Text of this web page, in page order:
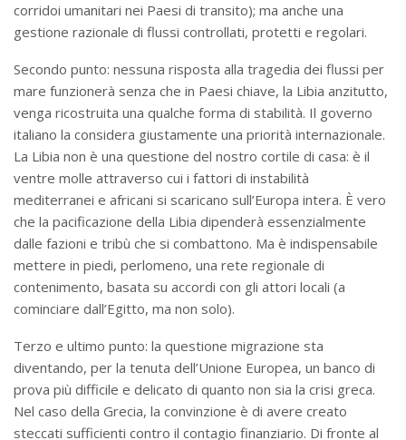
corridoi umanitari nei Paesi di transito); ma anche una
gestione razionale di flussi controllati, protetti e regolari.
Secondo punto: nessuna risposta alla tragedia dei flussi per
mare funzionerà senza che in Paesi chiave, la Libia anzitutto,
venga ricostruita una qualche forma di stabilità. Il governo
italiano la considera giustamente una priorità internazionale.
La Libia non è una questione del nostro cortile di casa: è il
ventre molle attraverso cui i fattori di instabilità
mediterranei e africani si scaricano sull’Europa intera. È vero
che la pacificazione della Libia dipenderà essenzialmente
dalle fazioni e tribù che si combattono. Ma è indispensabile
mettere in piedi, perlomeno, una rete regionale di
contenimento, basata su accordi con gli attori locali (a
cominciare dall’Egitto, ma non solo).
Terzo e ultimo punto: la questione migrazione sta
diventando, per la tenuta dell’Unione Europea, un banco di
prova più difficile e delicato di quanto non sia la crisi greca.
Nel caso della Grecia, la convinzione è di avere creato
steccati sufficienti contro il contagio finanziario. Di fronte al